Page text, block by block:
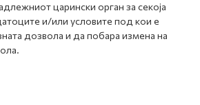
царински орган за секоја
и/или условите под кои е
дозвола и да побара измена на